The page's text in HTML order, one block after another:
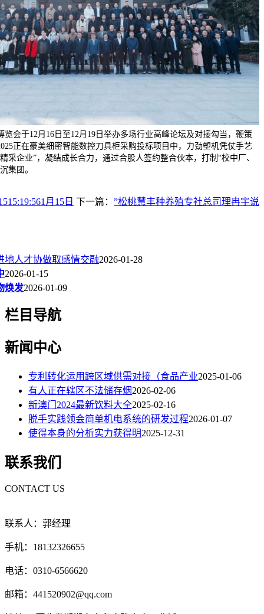
览会于12月16日至12月19日举办多场行业高峰论坛及对接勾当，鞭策
正在豪美细密智能数控刀具柜采购投标项目中，力劲塑机凭仗手艺
采企业”，凝结成长合力，通过合股人签约整合伙本，打制“校中厂、
集团。
月15日 下一篇： ”松桃慧丰种养殖专社总司理冉宇说
地人才协做取感情交融2026-01-28
2026-01-15
焕发2026-01-09
栏目导航
新闻中心
专利转化运用跨区域供需对接（食品产业2025-01-06
有人正在辖区不法储存烟2026-02-06
新澳门2024最新饮料大全2025-02-16
脱手实践领会简单机电系统的研发过程2026-01-07
使得本身的分析实力获得明2025-12-31
联系我们
CONTACT US
联系人：郭经理
手机：18132326655
电话：0310-6566620
邮箱：441520902@qq.com